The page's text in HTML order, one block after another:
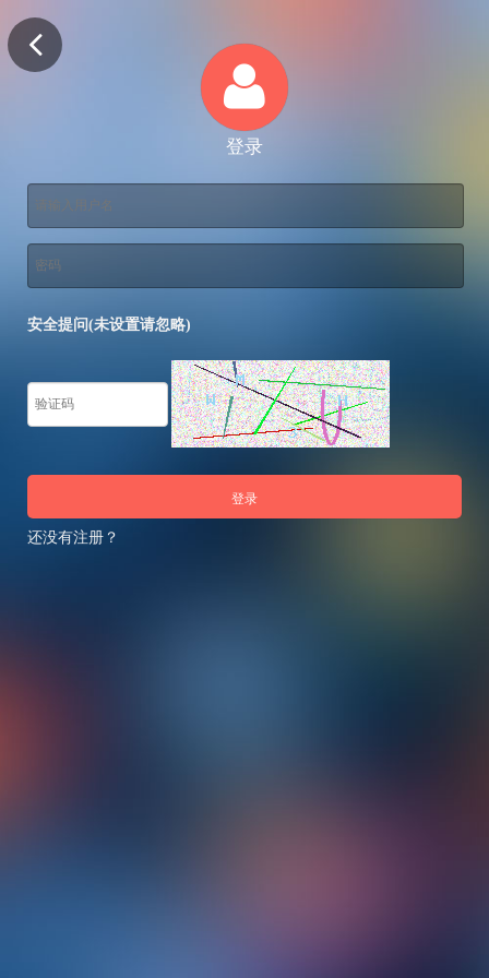
登录
安全提问(未设置请忽略)
登录
还没有注册？